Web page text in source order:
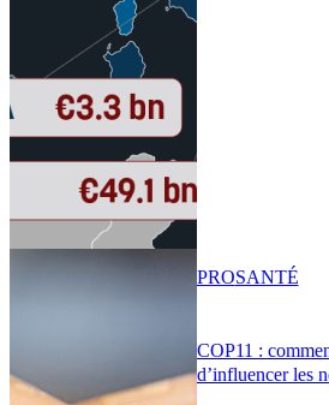
COP11 :
d’influencer les
PROSANTÉ